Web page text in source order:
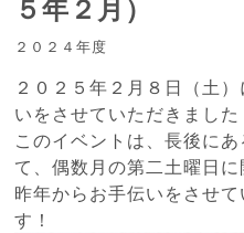
５年２月）
２０２４年度
２０２５年２月８日（土
いをさせていただきました
このイベントは、長後に
て、偶数月の第二土曜日に
昨年からお手伝いをさせ
す！